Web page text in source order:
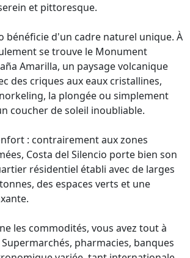
et pittoresque.
bénéficie d'un cadre naturel unique. À
se trouve le Monument
Amarilla, un paysage volcanique
des criques aux eaux cristallines,
la plongée ou simplement
coucher de soleil inoubliable.
: contrairement aux zones
Costa del Silencio porte bien son
résidentiel établi avec de larges
des espaces verts et une
les commodités, vous avez tout à
pharmacies, banques